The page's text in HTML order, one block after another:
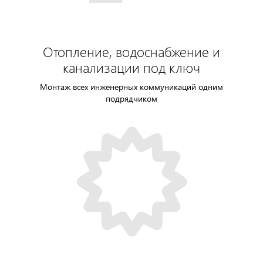
Отопление, водоснабжение и
канализации под ключ
Монтаж всех инженерных коммуникаций одним
подрядчиком